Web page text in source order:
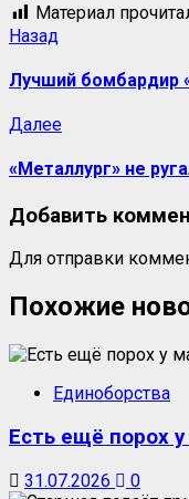
Материал
Навигация
записи
Назад
Лучший бомбардир
ДалееСледующая
«Металлург» не
Добавить
Для отправки
Похожие
Единоборства
Есть ещё порох
31.07.2026 0